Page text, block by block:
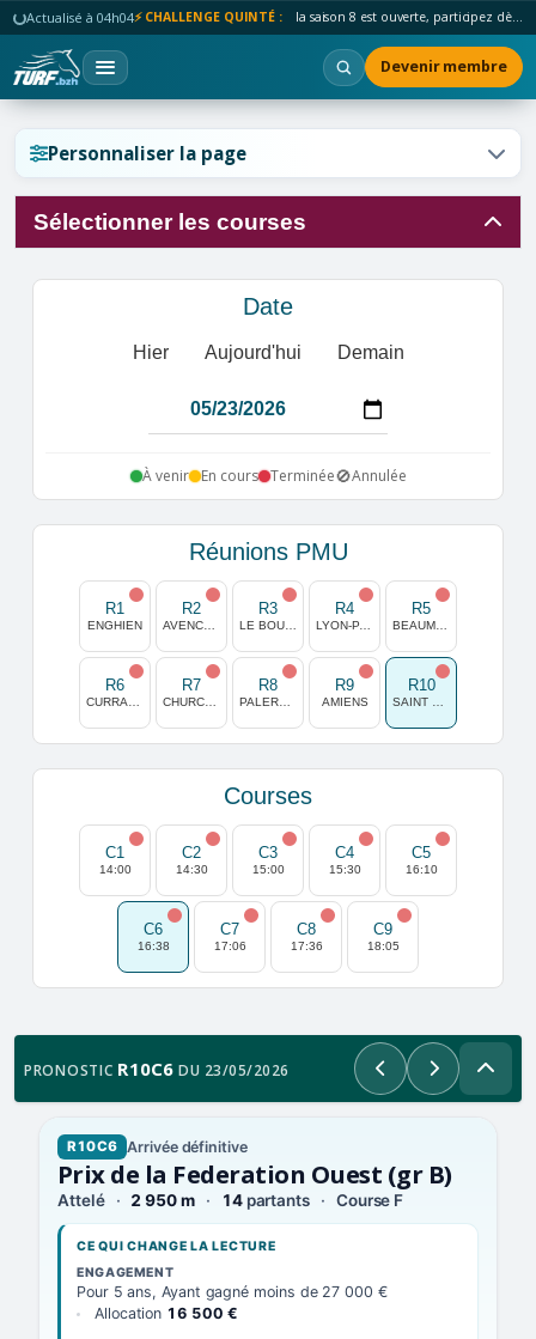
Actualisé à 04h04⚡ CHALLENGE QUINTÉ : la saison 8 est ouverte, participez dès maintenant !
Devenir membre
Personnaliser la page
Sélectionner les courses
Date
Hier Aujourd'hui Demain
À venir En cours Terminée🚫Annulée
Réunions PMU
R1
ENGHIEN
R2 R3 R4 R5
R6 R7 R8 R9
AMIENS
R10
Courses
C1
14:00
C2
14:30
C3
15:00
C4
15:30
C5
16:10
C6
16:38
C7
17:06
C8
17:36
C9
18:05
PRONOSTIC R10C6 DU 23/05/2026 PrécédentSuivant
R10C6 Arrivée définitive
Prix de la Federation Ouest (gr B)
Attelé 2 950 m 14partants Course F
CE QUI CHANGE LA LECTURE
ENGAGEMENT
Pour 5 ans, Ayant gagné moins de 27 000 €
Allocation 16 500 €
Réinitialiser l'affichage ?
Réinitialiser